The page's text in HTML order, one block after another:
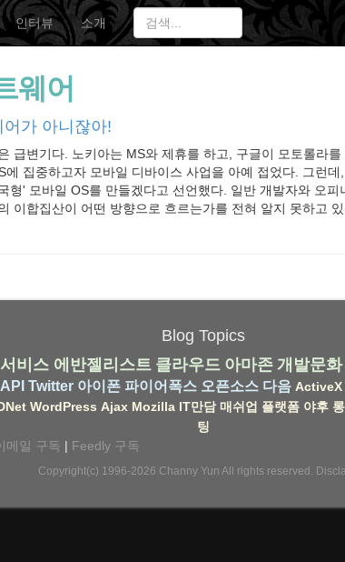
인터뷰 소개
웨어
가 아니잖아!
급변기다. 노키아는 MS와 제휴를 하고, 구글이 모토롤라를
에 집중하고자 모바일 디바이스 사업을 아예 접었다. 그런
형' 모바일 OS를 만들겠다고 선언했다. 일반 개발자와 오피
이합집산이 어떤 방향으로 흐르는가를 전혀 알지 못하고 있
Blog Topics
비스 에반젤리스트 클라우드 아마존 개발문화
Twitter 아이폰 파이어폭스 오픈소스 다음 ActiveX
WordPress Ajax Mozilla IT만담 매쉬업 플랫폼 야후
팅
메일 구독 | Feedly 구독
Copyright(c) 1996-2026 Channy Yun All rights reserved.